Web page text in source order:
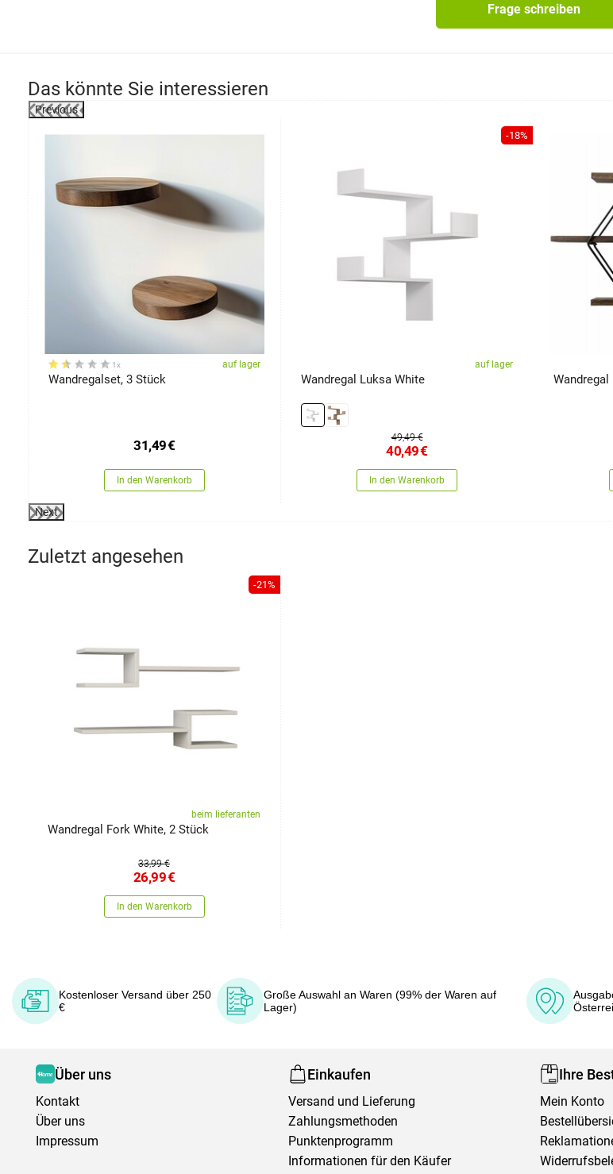
Frage schreiben
Das könnte Sie interessieren
Previous
1x auf lager
Wandregalset, 3 Stück
31,49€
In den Warenkorb
-18%
auf lager
Wandregal Luksa White
49,49 €
40,49€
In den Warenkorb
Next
Zuletzt angesehen
-21%
beim lieferanten
Wandregal Fork White, 2 Stück
33,99 €
26,99€
In den Warenkorb
Kostenloser Versand über 250
€
Große Auswahl an Waren (99% der Waren auf
Lager)
Über uns
Kontakt
Über uns
Impressum
Einkaufen
Versand und Lieferung
Zahlungsmethoden
Punktenprogramm
Informationen für den Käufer
Ihre
Mein Konto